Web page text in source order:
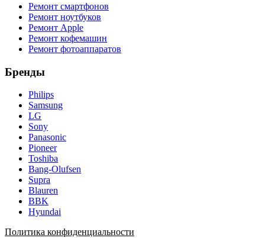
Ремонт смартфонов
Ремонт ноутбуков
Ремонт Apple
Ремонт кофемашин
Ремонт фотоаппаратов
Бренды
Philips
Samsung
LG
Sony
Panasonic
Pioneer
Toshiba
Bang-Olufsen
Supra
Blauren
BBK
Hyundai
Политика конфиденциальности